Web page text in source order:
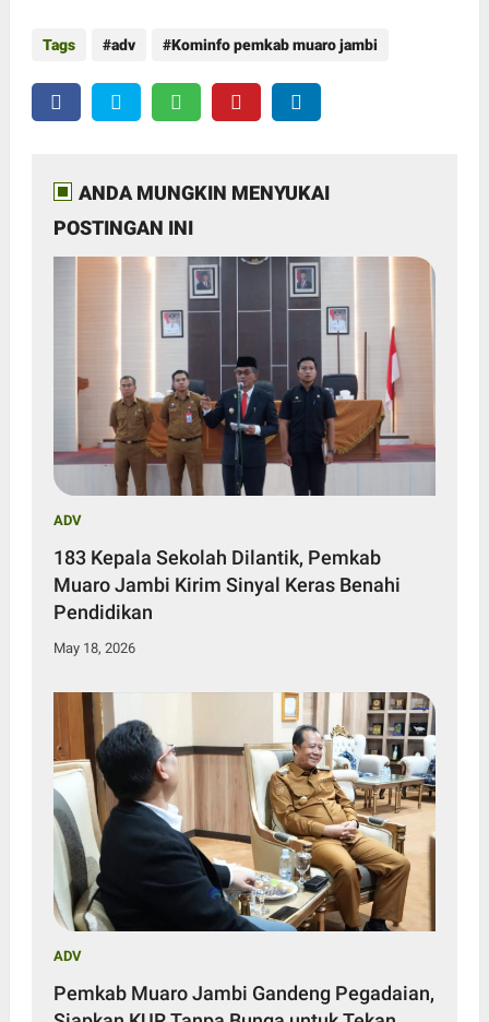
Tags adv Kominfo pemkab muaro jambi
ANDA MUNGKIN MENYUKAI
POSTINGAN INI
ADV
183 Kepala Sekolah Dilantik, Pemkab
Muaro Jambi Kirim Sinyal Keras Benahi
Pendidikan
May 18, 2026
ADV
Pemkab Muaro Jambi Gandeng Pegadaian,